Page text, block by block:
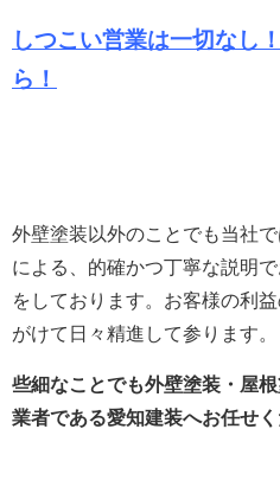
しつこい営業は一切なし
ら！
外壁塗装以外のことでも当社
による、的確かつ丁寧な説明
をしております。 お客様の利
がけて日々精進して参ります。
些細なことでも外壁塗装・屋
業者である愛知建装へお任せく